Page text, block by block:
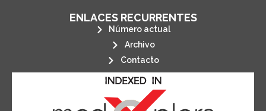
ENLACES RECURRENTES
Número actual
Archivo
Contacto